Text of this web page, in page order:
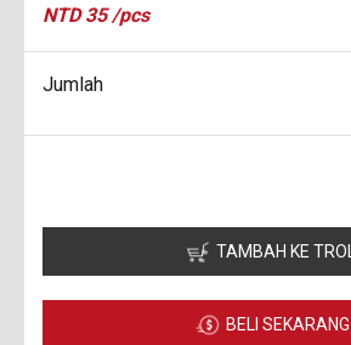
NTD35 /pcs
Jumlah
TAMBAH KE TROLI
BELI SEKARANG